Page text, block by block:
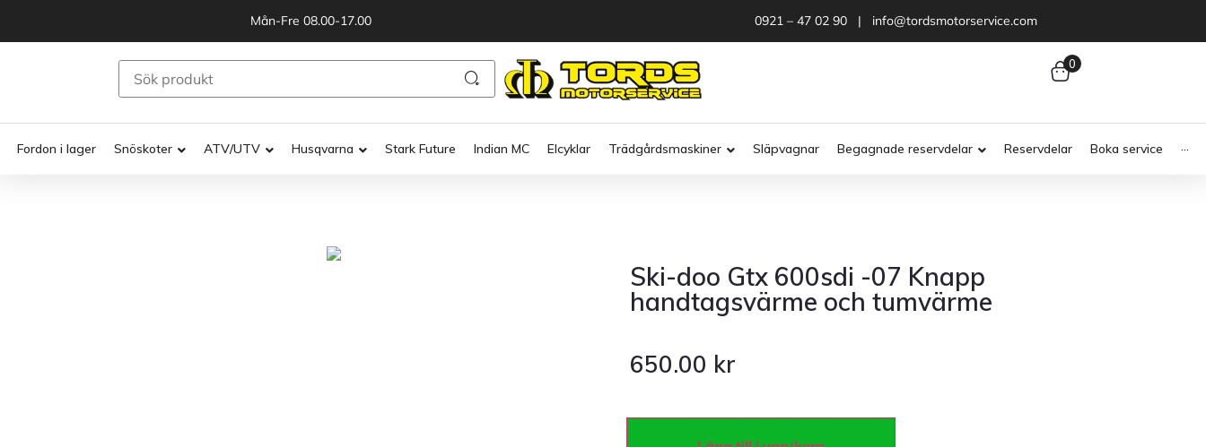
Mån-Fre 08.00-17.00 0921 – 47 02 90 | info@tordsmotorservice.com
0
Fordon i lager Snöskoter ATV/UTV Husqvarna Stark Future Indian MC Elcyklar Trädgårdsmaskiner Släpvagnar Begagnade reservdelar Reservdelar Boka service ···
Ski-doo Gtx 600sdi -07 Knapp
handtagsvärme och tumvärme
650.00 kr